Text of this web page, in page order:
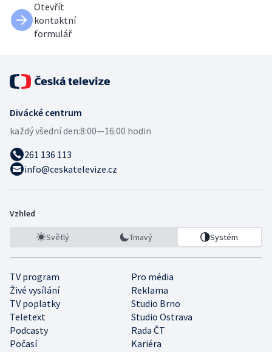
Otevřít
kontaktní
formulář
Divácké centrum
každý všední den:8:00—16:00 hodin
261 136 113
info@ceskatelevize.cz
Vzhled
Světlý Tmavý Systém
TV program
Pro média
Živé vysílání
Reklama
TV poplatky
Studio Brno
Teletext
Studio Ostrava
Podcasty
Rada ČT
Počasí
Kariéra